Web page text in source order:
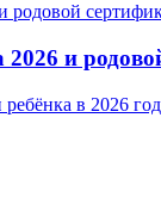
и
в 2026